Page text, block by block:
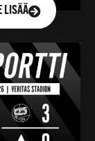
LISÄÄ